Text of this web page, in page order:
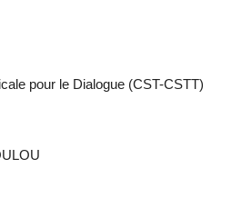
pour le Dialogue (CST-CSTT)